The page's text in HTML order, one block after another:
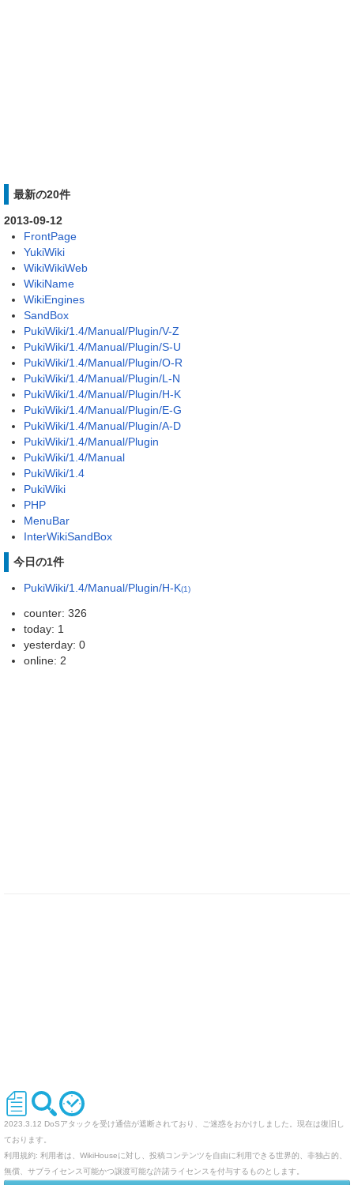
最新の20件
2013-09-12
FrontPage
YukiWiki
WikiWikiWeb
WikiName
WikiEngines
SandBox
PukiWiki/1.4/Manual/Plugin/V-Z
PukiWiki/1.4/Manual/Plugin/S-U
PukiWiki/1.4/Manual/Plugin/O-R
PukiWiki/1.4/Manual/Plugin/L-N
PukiWiki/1.4/Manual/Plugin/H-K
PukiWiki/1.4/Manual/Plugin/E-G
PukiWiki/1.4/Manual/Plugin/A-D
PukiWiki/1.4/Manual/Plugin
PukiWiki/1.4/Manual
PukiWiki/1.4
PukiWiki
PHP
MenuBar
InterWikiSandBox
今日の1件
PukiWiki/1.4/Manual/Plugin/H-K(1)
counter: 326
today: 1
yesterday: 0
online: 2
2023.3.12 DoSアタックを受け通信が遮断されており、ご迷惑をおかけしました。現在は復旧し
ております。
利用規約: 利用者は、WikiHouseに対し、投稿コンテンツを自由に利用できる世界的、非独占的、
無償、サブライセンス可能かつ譲渡可能な許諾ライセンスを付与するものとします。